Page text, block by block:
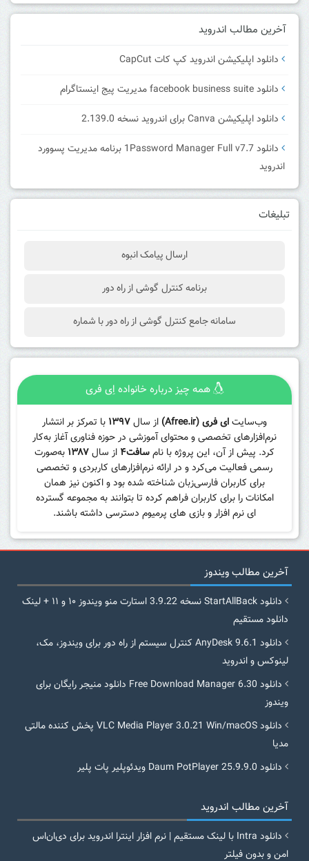
آخرین مطالب اندروید
دانلود اپلیکیشن اندروید کپ کات CapCut
دانلود facebook business suite مدیریت پیج اینستاگرام
دانلود اپلیکیشن Canva برای اندروید نسخه 2.139.0
دانلود 1Password Manager Full v7.7 برنامه مدیریت پسوورد
اندروید
تبلیغات
ارسال پیامک انبوه
برنامه کنترل گوشی از راه دور
سامانه جامع کنترل گوشی از راه دور با شماره
همه چیز درباره خانواده اِی فری
وب‌سایتای فری (Afree.ir) از سال۱۳۹۷ با تمرکز بر انتشار
نرم‌افزارهای تخصصی و محتوای آموزشی در حوزه فناوری آغاز به‌کار
کرد. پیش از آن، این پروژه با نامسافت۴ از سال۱۳۸۷ به‌صورت
رسمی فعالیت می‌کرد و در ارائه نرم‌افزارهای کاربردی و تخصصی
برای کاربران فارسی‌زبان شناخته شده بود و اکنون نیز همان
امکانات را برای کاربران فراهم کرده تا بتوانند به مجموعه گسترده
ای نرم افزار و بازی های پرمیوم دسترسی داشته باشند.
آخرین مطالب ویندوز
دانلود StartAllBack نسخه 3.9.22 استارت منو ویندوز ۱۰ و ۱۱ + لینک
دانلود مستقیم
دانلود AnyDesk 9.6.1 کنترل سیستم از راه دور برای ویندوز، مک،
لینوکس و اندروید
دانلود Free Download Manager 6.30 دانلود منیجر رایگان برای
ویندوز
دانلود VLC Media Player 3.0.21 Win/macOS پخش کننده مالتی
مدیا
دانلود Daum PotPlayer 25.9.9.0 ویدئوپلیر پات پلیر
آخرین مطالب اندروید
دانلود Intra با لینک مستقیم | نرم افزار اینترا اندروید برای دی‌ان‌اس
امن و بدون فیلتر